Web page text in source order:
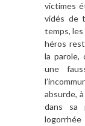
victimes
vidés de
temps,
héros
la parole,
une
absurde,
dans sa